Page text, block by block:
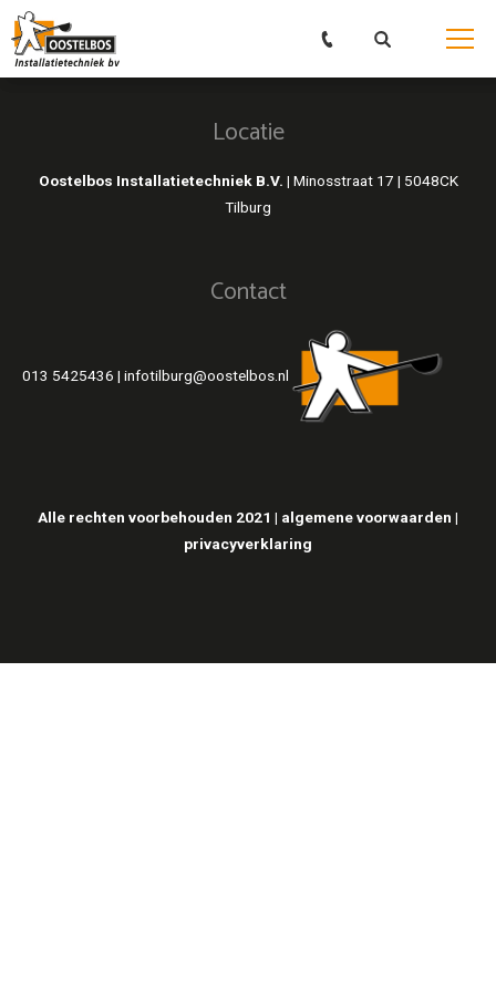
Locatie
Oostelbos Installatietechniek B.V. | Minosstraat 17 | 5048CK
Tilburg
Contact
013 5425436 | infotilburg@oostelbos.nl
Alle rechten voorbehouden 2021 | algemene voorwaarden |
privacyverklaring